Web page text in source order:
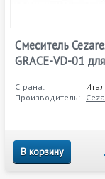
Смеситель
GRACE-VD-01
Страна:
Производитель:
В корзину